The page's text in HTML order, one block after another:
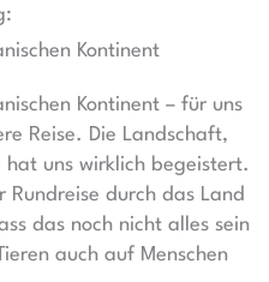
Kontinent
Kontinent – für uns
Reise. Die Landschaft,
uns wirklich begeistert.
durch das Land
das noch nicht alles sein
auch auf Menschen